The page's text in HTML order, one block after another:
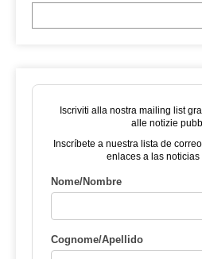
Iscriviti alla nostra mailing list
alle notizie
Inscríbete a nuestra lista de
enlaces a las
Nome/Nombre
Cognome/Apellido